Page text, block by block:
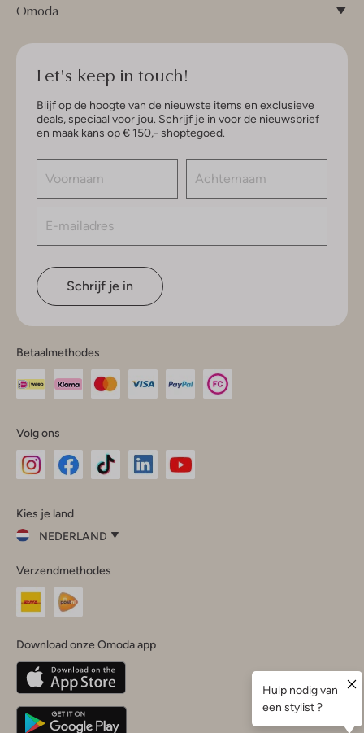
Omoda
Let's keep in touch!
Blijf op de hoogte van de nieuwste items en exclusieve
deals, speciaal voor jou. Schrijf je in voor de nieuwsbrief
en maak kans op € 150,- shoptegoed.
Schrijf je in
Betaalmethodes
Volg ons
InstagramFacebook
Kies je land
NEDERLAND
je
land
Nederland
Belgique(Français)
Deutschland
Verzendmethodes
Download onze Omoda app